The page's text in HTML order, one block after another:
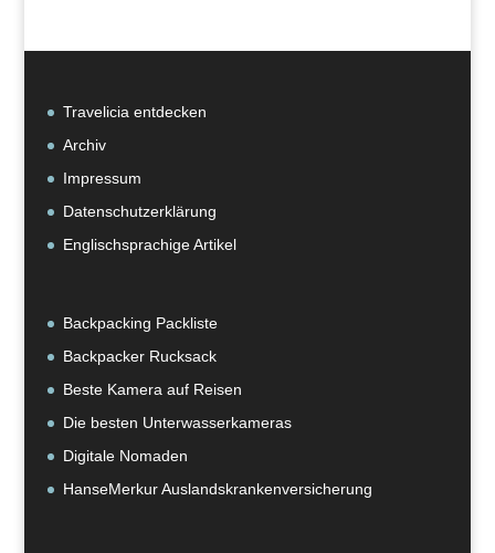
Travelicia entdecken
Archiv
Impressum
Datenschutzerklärung
Englischsprachige Artikel
Backpacking Packliste
Backpacker Rucksack
Beste Kamera auf Reisen
Die besten Unterwasserkameras
Digitale Nomaden
HanseMerkur Auslandskrankenversicherung